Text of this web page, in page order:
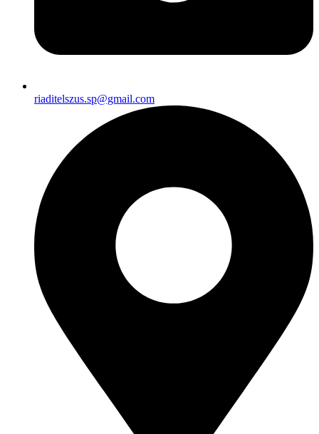
riaditelszus.sp@gmail.com